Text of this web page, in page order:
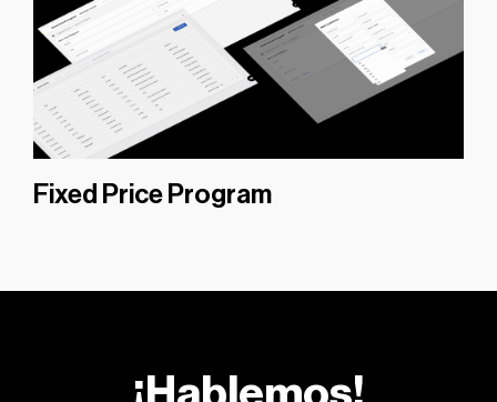
Fixed Price Program
¡Hablemos!